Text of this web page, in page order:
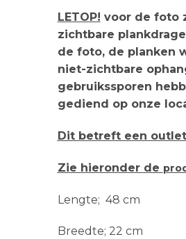
LETOP! voor de foto
zichtbare
de foto, de planken
niet-zichtbare
gebruikssporen
gediend op onze
Dit betreft een
Zie hieronder de
Lengte; 48 cm
Breedte; 22 cm